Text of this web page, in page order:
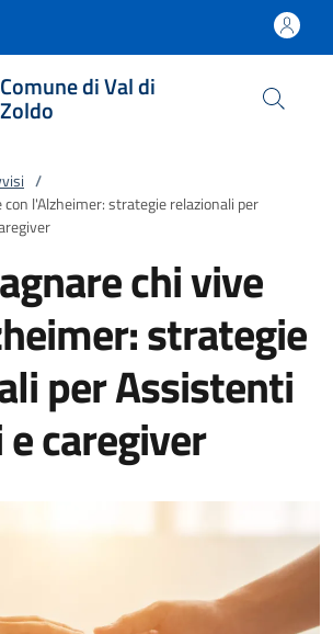
Comune di Val di
Zoldo
/
l'Alzheimer: strategie relazionali per
chi vive
strategie
per Assistenti
caregiver